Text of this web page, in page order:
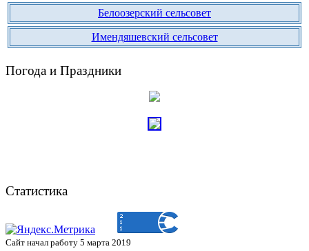
Белоозерский сельсовет
Имендяшевский сельсовет
Погода и Праздники
Статистика
Сайт начал работу 5 марта 2019